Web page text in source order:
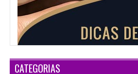
CATEGORIAS